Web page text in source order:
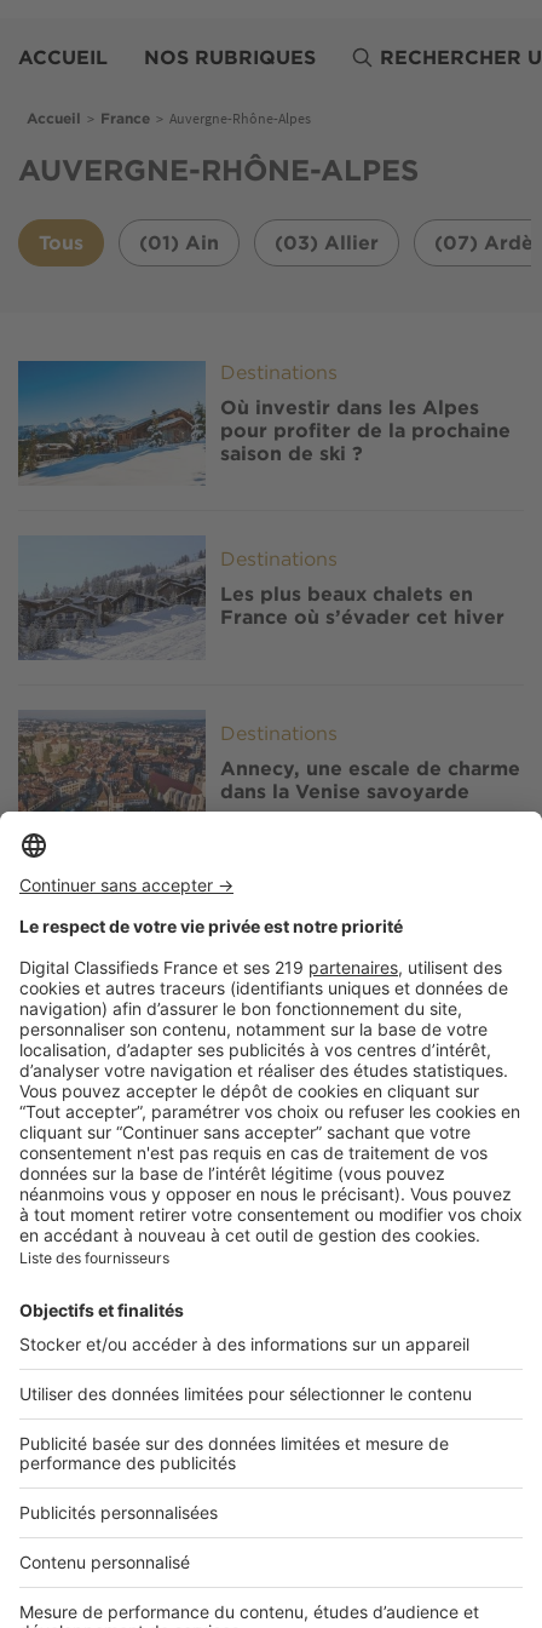
contenu
Demeures
ACCUEIL NOS RUBRIQUES RECHERCHER
Fil d'Ariane
Accueil > France > Auvergne-Rhône-Alpes
AUVERGNE-RHÔNE-ALPES
Tous (01) Ain (03) Allier (07)
Destinations
Où investir dans les Alpes
pour profiter de la prochaine
saison de ski ?
Destinations
Les plus beaux chalets en
France où s’évader cet hiver
Image
Destinations
Annecy, une escale de charme
dans la Venise savoyarde
Image
Vonnas, le village enchanté du
chef 3 étoiles Georges Blanc
Image Biens d'exception
Chamonix, Megève, Méribel :
notre top 3 des chalets de
luxe
Image Destinations
Image
Destinations
Évian-les-Bains, la ville des 4
saisons au bord du lac Léman
Image
Art de vivre